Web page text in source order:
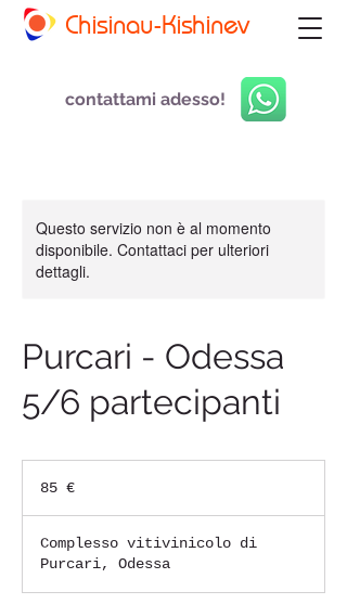
Chisinau-Kishinev
contattami adesso!
Questo servizio non è al momento
disponibile. Contattaci per ulteriori
dettagli.
Purcari - Odessa
5/6 partecipanti
85 €
Complesso vitivinicolo di
Purcari, Odessa